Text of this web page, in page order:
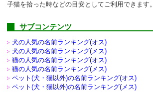
子猫を拾った時などの目安としてご利用できます。
サブコンテンツ
犬の人気の名前ランキング(オス)
犬の人気の名前ランキング(メス)
猫の人気の名前ランキング(オス)
猫の人気の名前ランキング(メス)
ペット(犬・猫以外)の名前ランキング(オス)
ペット(犬・猫以外)の名前ランキング(メス)